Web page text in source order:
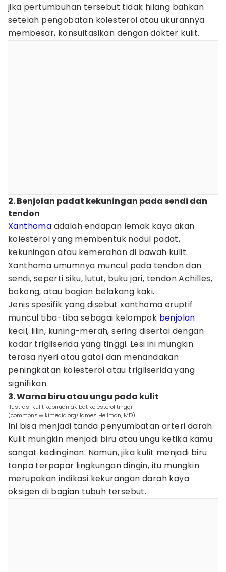
jika pertumbuhan tersebut tidak hilang bahkan
setelah pengobatan kolesterol atau ukurannya
membesar, konsultasikan dengan dokter kulit.
2. Benjolan padat kekuningan pada sendi dan
tendon
Xanthoma adalah endapan lemak kaya akan
kolesterol yang membentuk nodul padat,
kekuningan atau kemerahan di bawah kulit.
Xanthoma umumnya muncul pada tendon dan
sendi, seperti siku, lutut, buku jari, tendon Achilles,
bokong, atau bagian belakang kaki.
Jenis spesifik yang disebut xanthoma eruptif
muncul tiba-tiba sebagai kelompok benjolan
kecil, lilin, kuning-merah, sering disertai dengan
kadar trigliserida yang tinggi. Lesi ini mungkin
terasa nyeri atau gatal dan menandakan
peningkatan kolesterol atau trigliserida yang
signifikan.
3. Warna biru atau ungu pada kulit
ilustrasi kulit kebiruan akibat kolesterol tinggi
(commons.wikimedia.org/James Heilman, MD)
Ini bisa menjadi tanda penyumbatan arteri darah.
Kulit mungkin menjadi biru atau ungu ketika kamu
sangat kedinginan. Namun, jika kulit menjadi biru
tanpa terpapar lingkungan dingin, itu mungkin
merupakan indikasi kekurangan darah kaya
oksigen di bagian tubuh tersebut.